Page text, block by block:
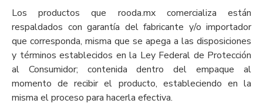
Los productos que rooda.mx comercializa están
respaldados con garantía del fabricante y/o importador
que corresponda, misma que se apega a las disposiciones
y términos establecidos en la Ley Federal de Protección
al Consumidor; contenida dentro del empaque al
momento de recibir el producto, estableciendo en la
misma el proceso para hacerla efectiva.